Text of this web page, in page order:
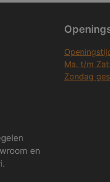
en
Ma. t/m
Zondag